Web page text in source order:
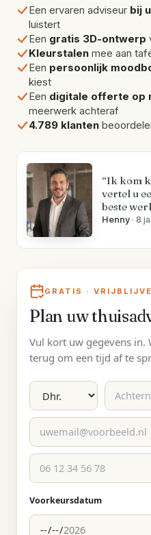
Een ervaren adviseur bij
luistert
Een gratis 3D-ontwerp
Kleurstalen mee aan
Een persoonlijk
kiest
Een digitale offerte op
meerwerk achteraf
4.789 klanten
“Ik kom
vertel u
beste
Henny · 8
GRATIS ·
Plan uw
Vul kort uw gegevens in.
terug om een tijd af te
Voorkeursdatum